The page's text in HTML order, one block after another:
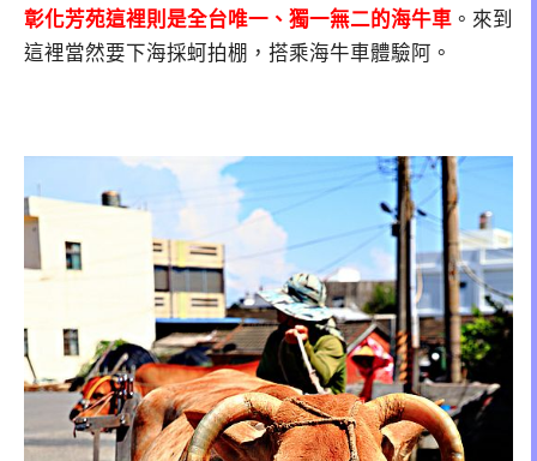
彰化芳苑這裡則是全台唯一、獨一無二的海牛車 。來到
這裡當然要下海採蚵拍棚，搭乘海牛車體驗阿。